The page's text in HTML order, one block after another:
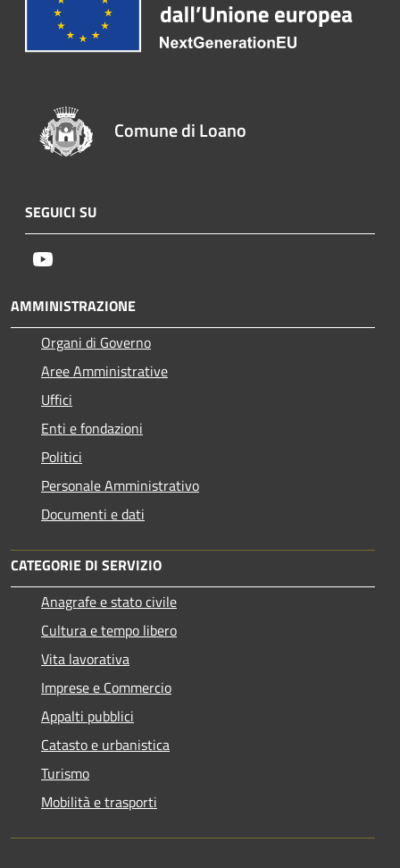
Comune di Loano
SEGUICI SU
AMMINISTRAZIONE
Organi di Governo
Aree Amministrative
Uffici
Enti e fondazioni
Politici
Personale Amministrativo
Documenti e dati
CATEGORIE DI SERVIZIO
Anagrafe e stato civile
Cultura e tempo libero
Vita lavorativa
Imprese e Commercio
Appalti pubblici
Catasto e urbanistica
Turismo
Mobilità e trasporti